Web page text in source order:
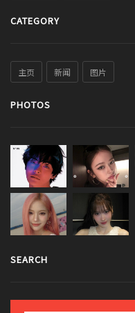
CATEGORY
主页 新闻 图片
PHOTOS
SEARCH